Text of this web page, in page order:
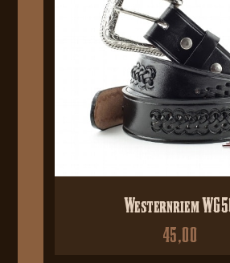
Westernriem
45,00